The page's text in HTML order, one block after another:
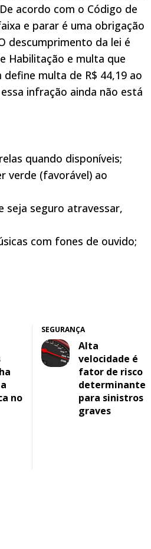
acordo com o Código de
e parar é uma obrigação
descumprimento da lei é
Habilitação e multa que
multa de R$ 44,19 ao
infração ainda não está
quando disponíveis;
verde (favorável) ao
seja seguro atravessar,
com fones de ouvido;
no
SEGURANÇA
Alta
velocidade é
fator de risco
determinante
para sinistros
graves